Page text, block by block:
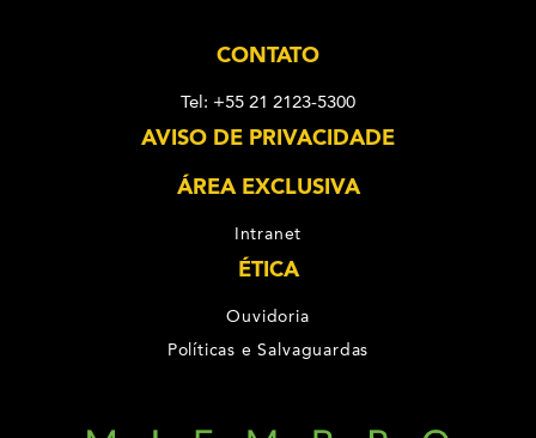
CONTATO
Tel: +55 21 2123-5300
AVISO DE PRIVACIDADE
ÁREA EXCLUSIVA
Intranet
ÉTICA
Ouvidoria
Políticas e Salvaguardas